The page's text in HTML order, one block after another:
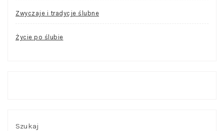
Zwyczaje i tradycje ślubne
Życie po ślubie
Szukaj